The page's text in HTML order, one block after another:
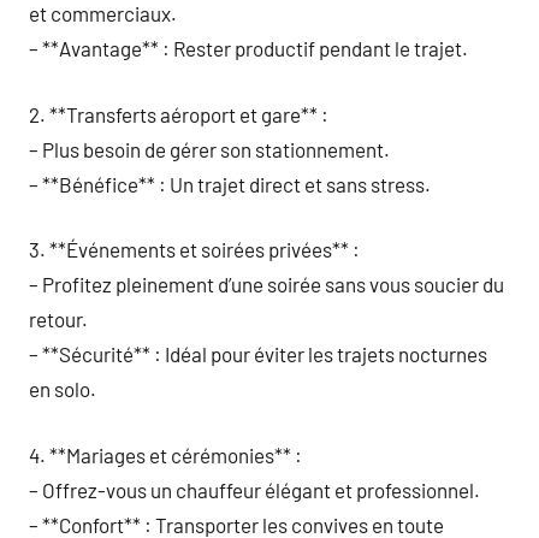
et commerciaux.
– **Avantage** : Rester productif pendant le trajet.
2. **Transferts aéroport et gare** :
– Plus besoin de gérer son stationnement.
– **Bénéfice** : Un trajet direct et sans stress.
3. **Événements et soirées privées** :
– Profitez pleinement d’une soirée sans vous soucier du
retour.
– **Sécurité** : Idéal pour éviter les trajets nocturnes
en solo.
4. **Mariages et cérémonies** :
– Offrez-vous un chauffeur élégant et professionnel.
– **Confort** : Transporter les convives en toute